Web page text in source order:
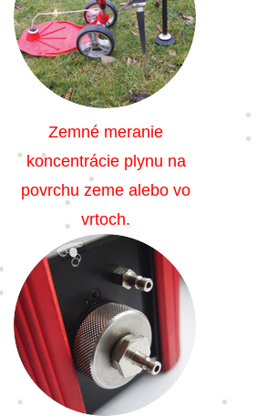
Zemné meranie
koncentrácie plynu na
povrchu zeme alebo vo
vrtoch.